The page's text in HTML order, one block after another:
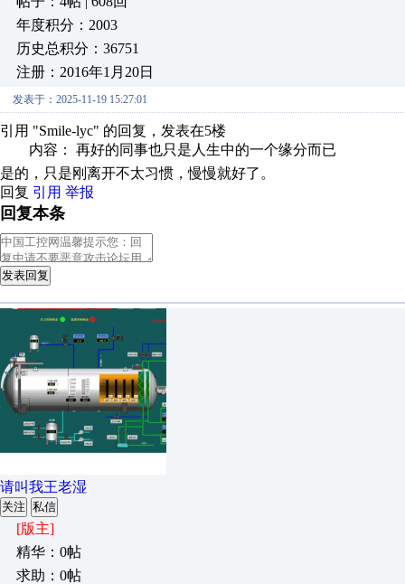
年度积分：2003
历史总积分：36751
注册：2016年1月20日
发表于：2025-11-19 15:27:01
引用 "Smile-lyc" 的回复，发表在5楼
内容： 再好的同事也只是人生中的一个缘分而已
是的，只是刚离开不太习惯，慢慢就好了。
回复 引用 举报
回复本条
发表回复
请叫我王老湿
关注 私信
[版主]
精华：0帖
求助：0帖